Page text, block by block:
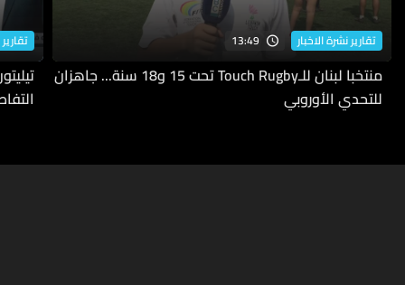
تقارير نشرة الاخبار 13:49
منتخبا لبنان للـTouch Rugby تحت 15 و18 سنة... جاهزان
للتحدي الأوروبي